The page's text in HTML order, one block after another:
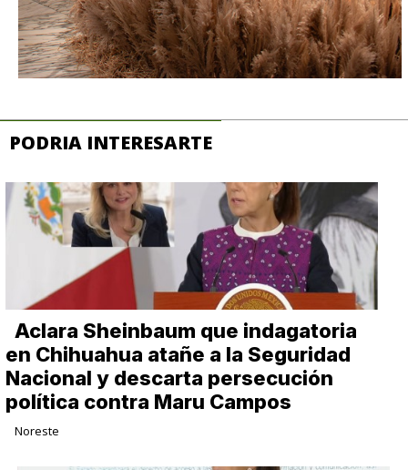
PODRIA INTERESARTE
Aclara Sheinbaum que indagatoria
en Chihuahua atañe a la Seguridad
Nacional y descarta persecución
política contra Maru Campos
Noreste